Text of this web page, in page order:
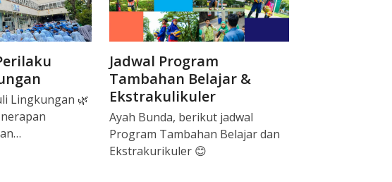
Lingkungan 🌿
Jadwal Program
Tambahan Belajar &
Ekstrakulikuler
Ayah Bunda, berikut jadwal
Program Tambahan Belajar dan
Ekstrakurikuler 😊